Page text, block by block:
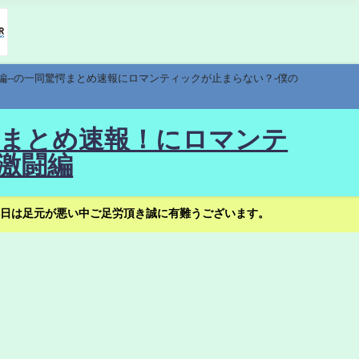
の一同驚愕まとめ速報にロマンティックが止まらない？-僕の
とめ速報！にロマンテ
闘編
足元が悪い中ご足労頂き誠に有難うございます。